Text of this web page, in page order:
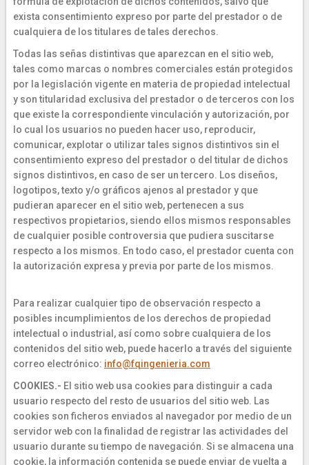
exista consentimiento expreso por parte del prestador o de
cualquiera de los titulares de tales derechos.
Todas las señas distintivas que aparezcan en el sitio web,
tales como marcas o nombres comerciales están protegidos
por la legislación vigente en materia de propiedad intelectual
y son titularidad exclusiva del prestador o de terceros con los
que existe la correspondiente vinculación y autorización, por
lo cual los usuarios no pueden hacer uso, reproducir,
comunicar, explotar o utilizar tales signos distintivos sin el
consentimiento expreso del prestador o del titular de dichos
signos distintivos, en caso de ser un tercero. Los diseños,
logotipos, texto y/o gráficos ajenos al prestador y que
pudieran aparecer en el sitio web, pertenecen a sus
respectivos propietarios, siendo ellos mismos responsables
de cualquier posible controversia que pudiera suscitarse
respecto a los mismos. En todo caso, el prestador cuenta con
la autorización expresa y previa por parte de los mismos.
Para realizar cualquier tipo de observación respecto a
posibles incumplimientos de los derechos de propiedad
intelectual o industrial, así como sobre cualquiera de los
contenidos del sitio web, puede hacerlo a través del siguiente
correo electrónico: info@fqingenieria.com
COOKIES.- El sitio web usa cookies para distinguir a cada
usuario respecto del resto de usuarios del sitio web. Las
cookies son ficheros enviados al navegador por medio de un
servidor web con la finalidad de registrar las actividades del
usuario durante su tiempo de navegación. Si se almacena una
cookie, la información contenida se puede enviar de vuelta a